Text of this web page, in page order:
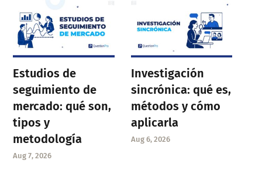
Estudios de
seguimiento de
mercado: qué son,
tipos y
metodología
Aug 7, 2026
Investigación
sincrónica: qué es,
métodos y cómo
aplicarla
Aug 6, 2026